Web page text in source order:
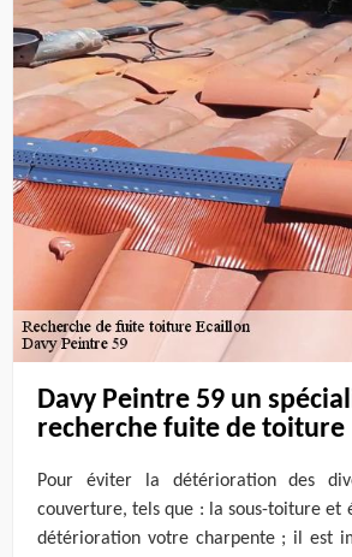
Davy Peintre 59 un
recherche fuite de toiture
Pour éviter la détérioration des
couverture, tels que : la sous-toiture et
détérioration votre charpente ; il est